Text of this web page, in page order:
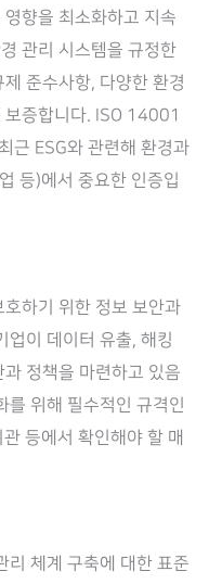
향을 최소화하고 지속
관리 시스템을 규정한
준수사항, 다양한 환경
보증합니다. ISO 14001
근 ESG와 관련해 환경과
등)에서 중요한 인증입
하기 위한 정보 보안과
업이 데이터 유출, 해킹
정책을 마련하고 있음
를 위해 필수적인 규격인
등에서 확인해야 할 매
체계 구축에 대한 표준